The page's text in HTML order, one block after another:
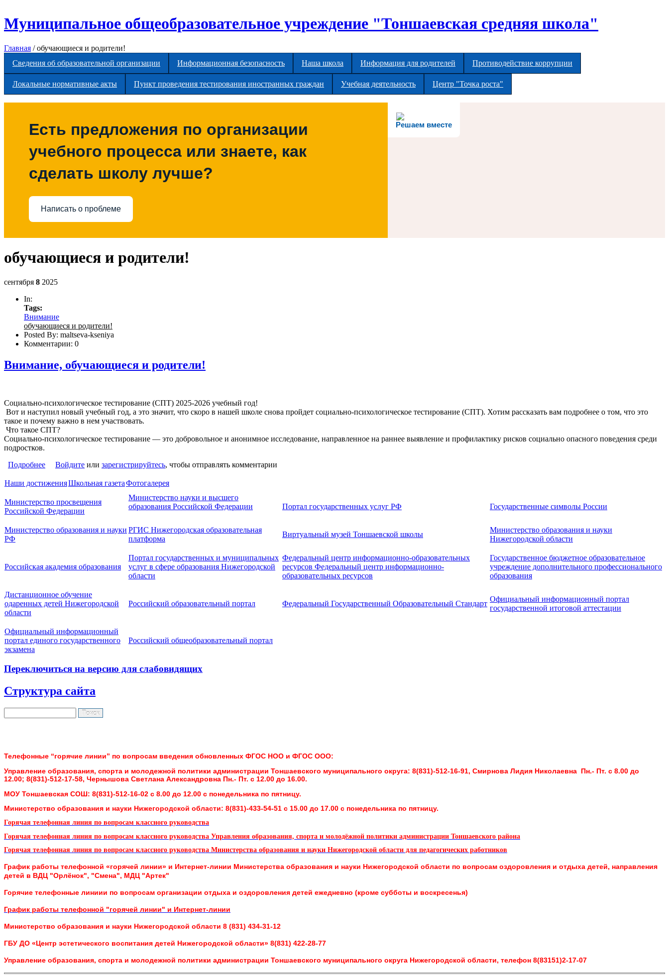
Муниципальное общеобразовательное учреждение "Тоншаевская средняя школа"
Главная /обучающиеся и родители!
Сведения об образовательной организации
Информационная безопасность Наша школа Информация для родителей Противодействие коррупции
Локальные нормативные акты Пункт проведения тестирования иностранных граждан Учебная деятельность Центр "Точка роста"
Решаем вместе
Есть предложения по организации
учебного процесса или знаете, как
сделать школу лучше?
Написать о проблеме
обучающиеся и родители!
сентября 8 2025
In:
Tags:
Внимание
обучающиеся и родители!
Posted By: maltseva-kseniya
Комментарии: 0
Внимание, обучающиеся и родители!
Социально-психологическое тестирование (СПТ) 2025-2026 учебный год!
Вот и наступил новый учебный год, а это значит, что скоро в нашей школе снова пройдет социально-психологическое тестирование (СПТ). Хотим рассказать вам подробнее о том, что это
такое и почему важно в нем участвовать.
Что такое СПТ?
Социально-психологическое тестирование — это добровольное и анонимное исследование, направленное на раннее выявление и профилактику рисков социально опасного поведения среди
подростков.
Подробнее о Внимание, обучающиеся и родители!
Войдите или зарегистрируйтесь, чтобы отправлять комментарии
Наши достиженияШкольная газетаФотогалерея
Министерство просвещения
Российской Федерации
Министерство науки и высшего
образования Российской Федерации
Портал государственных услуг РФ Государственные символы России
Министерство образования и науки
РФ
РГИС Нижегородская образовательная
платформа
Виртуальный музей Тоншаевской школы
Министерство образования и науки
Нижегородской области
Российская академия образования
Портал государственных и муниципальных
услуг в сфере образования Нижегородской
области
Федеральный центр информационно-образовательных
ресурсов Федеральный центр информационно-
образовательных ресурсов
Государственное бюджетное образовательное
учреждение дополнительного профессионального
образования
Дистанционное обучение
одаренных детей Нижегородской
области
Российский образовательный портал Федеральный Государственный Образовательный Стандарт
Официальный информационный портал
государственной итоговой аттестации
Официальный информационный
портал единого государственного
экзамена
Российский общеобразовательный портал
Переключиться на версию для слабовидящих
Структура сайта
Телефонные “горячие линии” по вопросам введения обновленных ФГОС НОО и ФГОС ООО:
Управление образования, спорта и молодежной политики администрации Тоншаевского муниципального округа: 8(831)-512-16-91, Смирнова Лидия Николаевна Пн.- Пт. с 8.00 до
12.00; 8(831)-512-17-58, Чернышова Светлана Александровна Пн.- Пт. с 12.00 до 16.00.
МОУ Тоншаевская СОШ: 8(831)-512-16-02 с 8.00 до 12.00 с понедельника по пятницу.
Министерство образования и науки Нижегородской области: 8(831)-433-54-51 с 15.00 до 17.00 с понедельника по пятницу.
Горячая телефонная линия по вопросам классного руководства
Горячая телефонная линия по вопросам классного руководства Управления образования, спорта и молодёжной политики администрации Тоншаевского района
Горячая телефонная линия по вопросам классного руководства Министерства образования и науки Нижегородской области для педагогических работников
График работы телефонной «горячей линии» и Интернет-линии Министерства образования и науки Нижегородской области по вопросам оздоровления и отдыха детей, направления
детей в ВДЦ "Орлёнок", "Смена", МДЦ "Артек"
Горячие телефонные линиии по вопросам организации отдыха и оздоровления детей ежедневно (кроме субботы и воскресенья)
График работы телефонной "горячей линии" и Интернет-линии
Министерство образования и науки Нижегородской области 8 (831) 434-31-12
ГБУ ДО «Центр эстетического воспитания детей Нижегородской области» 8(831) 422-28-77
Управление образования, спорта и молодежной политики администрации Тоншаевского муниципального округа Нижегородской области, телефон 8(83151)2-17-07